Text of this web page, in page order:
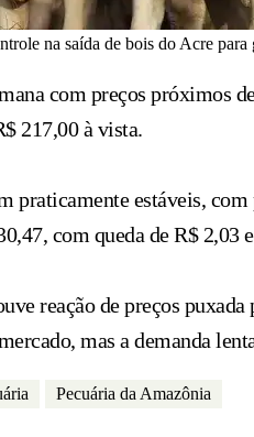
na saída de bois do Acre
com preços próximos
217,00 à vista.
praticamente estáveis,
com queda de R$ 2,03
reação de preços
mas a demanda
Pecuária da Amazônia